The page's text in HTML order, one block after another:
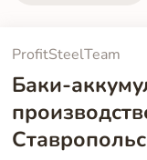
ProfitSteelTeam
Баки-